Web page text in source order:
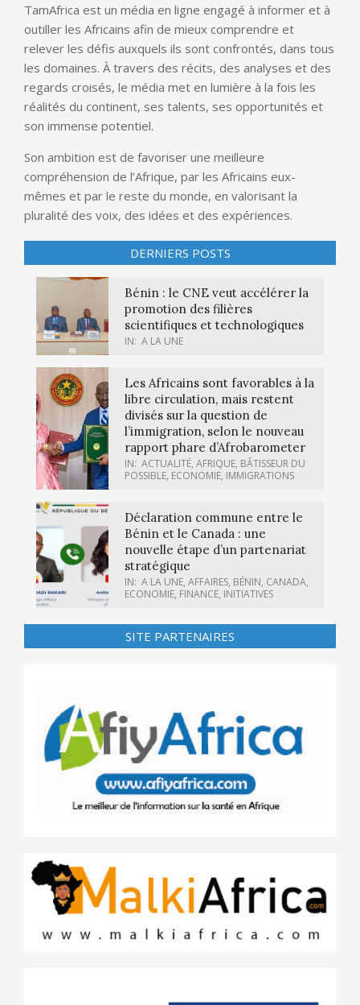
TamAfrica est un média en ligne engagé à informer et à
outiller les Africains afin de mieux comprendre et
relever les défis auxquels ils sont confrontés, dans tous
les domaines. À travers des récits, des analyses et des
regards croisés, le média met en lumière à la fois les
réalités du continent, ses talents, ses opportunités et
son immense potentiel.
Son ambition est de favoriser une meilleure
compréhension de l’Afrique, par les Africains eux-
mêmes et par le reste du monde, en valorisant la
pluralité des voix, des idées et des expériences.
DERNIERS POSTS
Bénin : le CNE veut accélérer la
promotion des filières
scientifiques et technologiques
IN: A LA UNE
Les Africains sont favorables à la
libre circulation, mais restent
divisés sur la question de
l’immigration, selon le nouveau
rapport phare d’Afrobarometer
IN: ACTUALITÉ, AFRIQUE, BÂTISSEUR DU
POSSIBLE, ECONOMIE, IMMIGRATIONS
Déclaration commune entre le
Bénin et le Canada : une
nouvelle étape d’un partenariat
stratégique
IN: A LA UNE, AFFAIRES, BÉNIN, CANADA,
ECONOMIE, FINANCE, INITIATIVES
SITE PARTENAIRES